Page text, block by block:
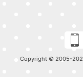
Copyright © 2005-